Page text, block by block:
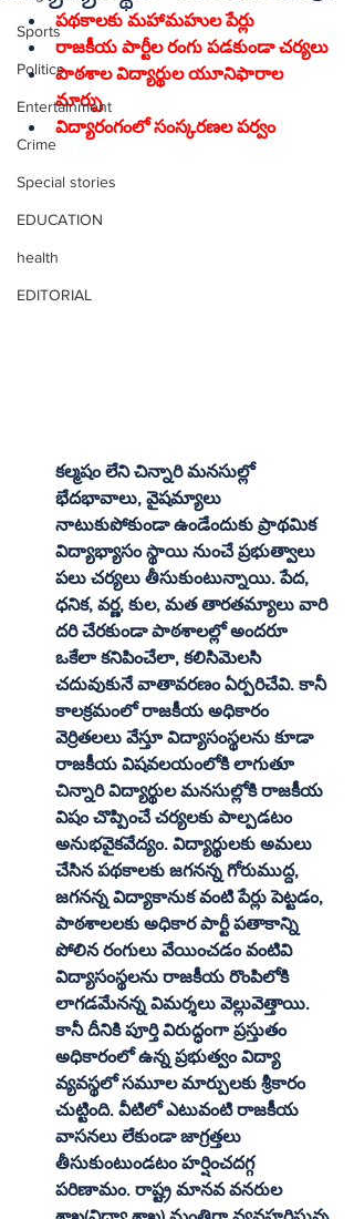
Sports
Politics
Entertainment
Crime
Special stories
EDUCATION
health
EDITORIAL
పథకాలకు మహామహుల పేర్లు
రాజకీయ పార్టీల రంగు పడకుండా చర్యలు
పాఠశాల విద్యార్థుల యూనిఫారాల
మార్పు
విద్యారంగంలో సంస్కరణల పర్వం
కల్మషం లేని చిన్నారి మనసుల్లో
భేదభావాలు, వైషమ్యాలు
నాటుకుపోకుండా ఉండేందుకు ప్రాథమిక
విద్యాభ్యాసం స్థాయి నుంచే ప్రభుత్వాలు
పలు చర్యలు తీసుకుంటున్నాయి. పేద,
ధనిక, వర్ణ, కుల, మత తారతమ్యాలు వారి
దరి చేరకుండా పాఠశాలల్లో అందరూ
ఒకేలా కనిపించేలా, కలిసిమెలసి
చదువుకునే వాతావరణం ఏర్పరిచేవి. కానీ
కాలక్రమంలో రాజకీయ అధికారం
వెర్రితలలు వేస్తూ విద్యాసంస్థలను కూడా
రాజకీయ విషవలయంలోకి లాగుతూ
చిన్నారి విద్యార్థుల మనసుల్లోకి రాజకీయ
విషం చొప్పించే చర్యలకు పాల్పడటం
అనుభవైకవేద్యం. విద్యార్థులకు అమలు
చేసిన పథకాలకు జగనన్న గోరుముద్ద,
జగనన్న విద్యాకానుక వంటి పేర్లు పెట్టడం,
పాఠశాలలకు అధికార పార్టీ పతాకాన్ని
పోలిన రంగులు వేయించడం వంటివి
విద్యాసంస్థలను రాజకీయ రొంపిలోకి
లాగడమేనన్న విమర్శలు వెల్లువెత్తాయి.
కానీ దీనికి పూర్తి విరుద్ధంగా ప్రస్తుతం
అధికారంలో ఉన్న ప్రభుత్వం విద్యా
వ్యవస్థలో సమూల మార్పులకు శ్రీకారం
చుట్టింది. వీటిలో ఎటువంటి రాజకీయ
వాసనలు లేకుండా జాగ్రత్తలు
తీసుకుంటుండటం హర్షించదగ్గ
పరిణామం. రాష్ట్ర మానవ వనరుల